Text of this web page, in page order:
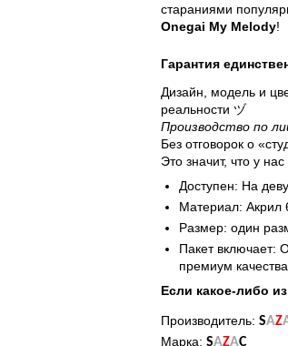
стараниями
Onegai My Melody!
Гарантия
Дизайн, модель и
реальности ヅ
Производство по
Без отговорок о
Это значит, что у
Доступен: На
Материал: Акрил
Размер: один
Пакет включает:
премиум
Если какое-либо
Производитель: SAZ
Марка: SAZAC